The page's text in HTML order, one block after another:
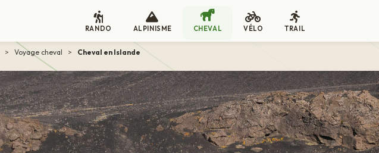
RANDO ALPINISME CHEVAL VÉLO TRAIL
> Voyage cheval > Cheval en Islande